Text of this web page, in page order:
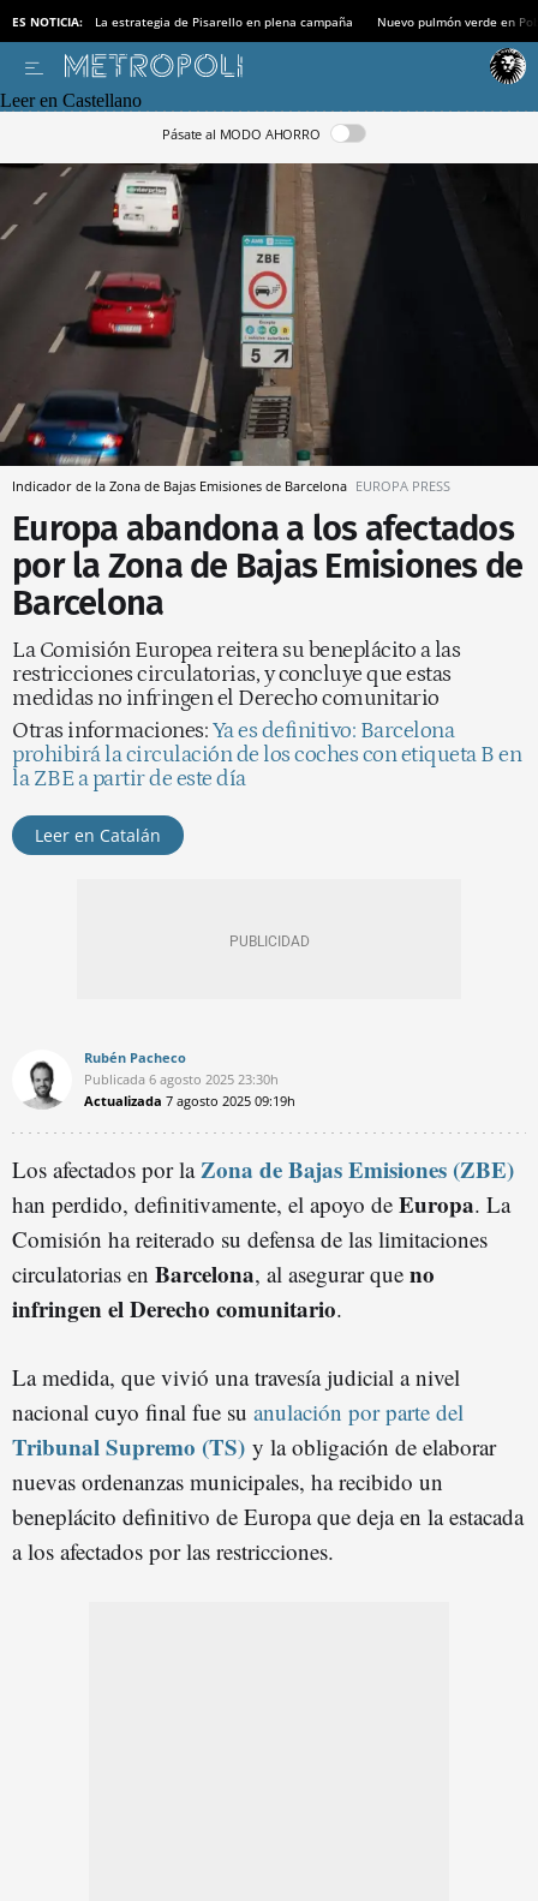
ES NOTICIA: La estrategia de Pisarello en plena campaña Nuevo pulmón verde en
Leer en Castellano
Pásate al MODO AHORRO
Indicador de la Zona de Bajas Emisiones de Barcelona EUROPA PRESS
Europa abandona a los afectados
por la Zona de Bajas Emisiones de
Barcelona
La Comisión Europea reitera su beneplácito a las
restricciones circulatorias, y concluye que estas
medidas no infringen el Derecho comunitario
Otras informaciones:Ya es definitivo: Barcelona
prohibirá la circulación de los coches con etiqueta B en
la ZBE a partir de este día
Leer en Catalán
Rubén Pacheco
Publicada 6 agosto 2025 23:30h
Actualizada 7 agosto 2025 09:19h
Los afectados por laZona de Bajas Emisiones (ZBE)
han perdido, definitivamente, el apoyo de Europa. La
Comisión ha reiterado su defensa de las limitaciones
circulatorias en Barcelona, al asegurar que no
infringen el Derecho comunitario.
La medida, que vivió una travesía judicial a nivel
nacional cuyo final fue su anulación por parte del
Tribunal Supremo (TS) y la obligación de elaborar
nuevas ordenanzas municipales, ha recibido un
beneplácito definitivo de Europa que deja en la estacada
a los afectados por las restricciones.